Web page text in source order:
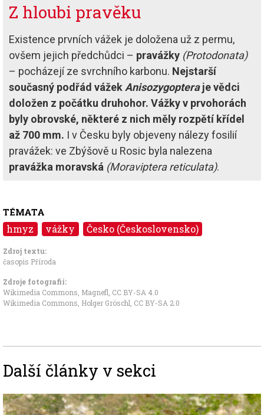
Z hloubi pravěku
Existence prvních vážek je doložena už z permu,
ovšem jejich předchůdci – pravážky (Protodonata)
– pocházejí ze svrchního karbonu. Nejstarší
současný podřád vážek Anisozygopteraje vědci
doložen z počátku druhohor. Vážky v prvohorách
byly obrovské, některé z nich měly rozpětí křídel
až 700 mm. I v Česku byly objeveny nálezy fosilií
pravážek: ve Zbýšově u Rosic byla nalezena
pravážka moravská (Moraviptera reticulata).
TÉMATA
hmyz vážky Česko (Československo)
Zdroj textu:
časopis Příroda
Zdroje fotografii:
Wikimedia Commons, Magnefl CC BY-SA 4.0
Wikimedia Commons, Holger Gröschl CC BY-SA 2.0
Další články v sekci
Image